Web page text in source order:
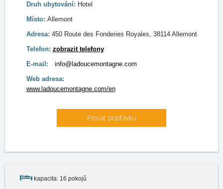
Druh ubytování: Hotel
Místo: Allemont
Adresa: 450 Route des Fonderies Royales, 38114 Allemont
Telefon: zobrazit telefony
E-mail:
info@ladoucemontagne.com
Web adresa:
www.ladoucemontagne.com/en
Poslat poptávku
kapacita: 16 pokojů